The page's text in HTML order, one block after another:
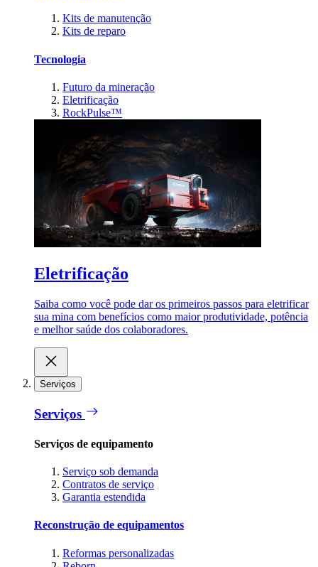
Kits de manutenção
Kits de reparo
Tecnologia
Futuro da mineração
Eletrificação
RockPulse™
Eletrificação
Saiba como você pode dar os primeiros passos para eletrificar
sua mina com benefícios como maior produtividade, potência
e melhor saúde dos colaboradores.
Serviços
Serviços
Serviços de equipamento
Serviço sob demanda
Contratos de serviço
Garantia estendida
Reconstrução de equipamentos
Reformas personalizadas